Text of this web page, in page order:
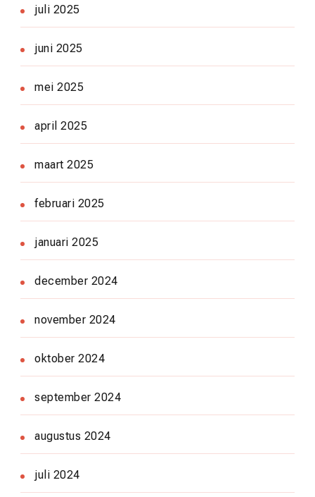
juli 2025
juni 2025
mei 2025
april 2025
maart 2025
februari 2025
januari 2025
december 2024
november 2024
oktober 2024
september 2024
augustus 2024
juli 2024